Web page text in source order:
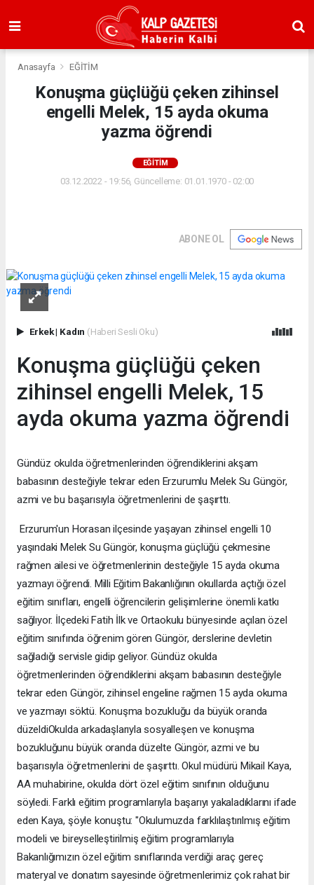
Anasayfa EĞİTİM
Konuşma güçlüğü çeken zihinsel
engelli Melek, 15 ayda okuma
yazma öğrendi
EĞİTİM
03.12.2022 - 19:56, Güncelleme: 01.01.1970 - 02:00
ABONE OL
Erkek| Kadın (Haberi Sesli Oku)
Konuşma güçlüğü çeken
zihinsel engelli Melek, 15
ayda okuma yazma öğrendi
Gündüz okulda öğretmenlerinden öğrendiklerini akşam
babasının desteğiyle tekrar eden Erzurumlu Melek Su Güngör,
azmi ve bu başarısıyla öğretmenlerini de şaşırttı.
Erzurum'un Horasan ilçesinde yaşayan zihinsel engelli 10
yaşındaki Melek Su Güngör, konuşma güçlüğü çekmesine
rağmen ailesi ve öğretmenlerinin desteğiyle 15 ayda okuma
yazmayı öğrendi. Milli Eğitim Bakanlığının okullarda açtığı özel
eğitim sınıfları, engelli öğrencilerin gelişimlerine önemli katkı
sağlıyor. İlçedeki Fatih İlk ve Ortaokulu bünyesinde açılan özel
eğitim sınıfında öğrenim gören Güngör, derslerine devletin
sağladığı servisle gidip geliyor. Gündüz okulda
öğretmenlerinden öğrendiklerini akşam babasının desteğiyle
tekrar eden Güngör, zihinsel engeline rağmen 15 ayda okuma
ve yazmayı söktü. Konuşma bozukluğu da büyük oranda
düzeldiOkulda arkadaşlarıyla sosyalleşen ve konuşma
bozukluğunu büyük oranda düzelte Güngör, azmi ve bu
başarısıyla öğretmenlerini de şaşırttı. Okul müdürü Mikail Kaya,
AA muhabirine, okulda dört özel eğitim sınıfının olduğunu
söyledi. Farklı eğitim programlarıyla başarıyı yakaladıklarını ifade
eden Kaya, şöyle konuştu: "Okulumuzda farklılaştırılmış eğitim
modeli ve bireyselleştirilmiş eğitim programlarıyla
Bakanlığımızın özel eğitim sınıflarında verdiği araç gereç
materyal ve donatım sayesinde öğretmenlerimiz çok rahat bir